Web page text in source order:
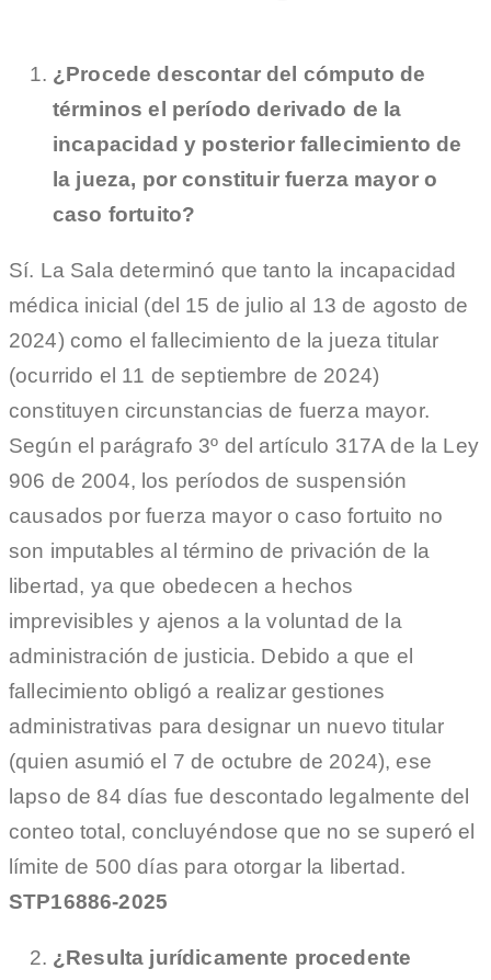
¿Procede descontar del cómputo de
términos el período derivado de la
incapacidad y posterior fallecimiento de
la jueza, por constituir fuerza mayor o
caso fortuito?
Sí. La Sala determinó que tanto la incapacidad
médica inicial (del 15 de julio al 13 de agosto de
2024) como el fallecimiento de la jueza titular
(ocurrido el 11 de septiembre de 2024)
constituyen circunstancias de fuerza mayor.
Según el parágrafo 3º del artículo 317A de la Ley
906 de 2004, los períodos de suspensión
causados por fuerza mayor o caso fortuito no
son imputables al término de privación de la
libertad, ya que obedecen a hechos
imprevisibles y ajenos a la voluntad de la
administración de justicia. Debido a que el
fallecimiento obligó a realizar gestiones
administrativas para designar un nuevo titular
(quien asumió el 7 de octubre de 2024), ese
lapso de 84 días fue descontado legalmente del
conteo total, concluyéndose que no se superó el
límite de 500 días para otorgar la libertad.
STP16886-2025
¿Resulta jurídicamente procedente